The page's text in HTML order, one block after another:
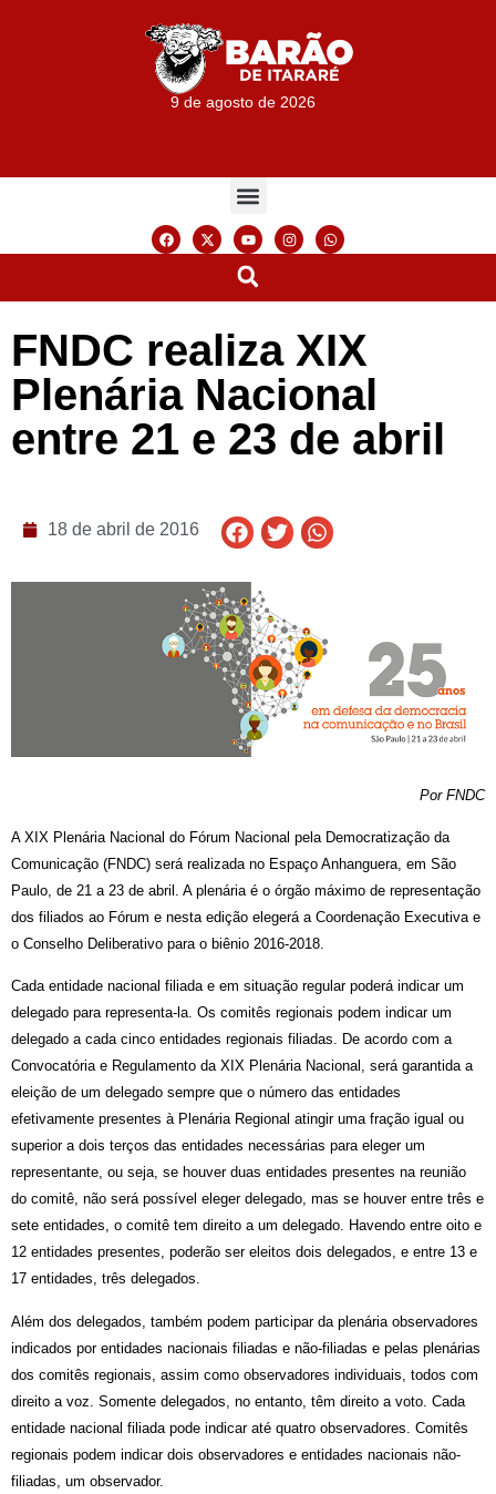
9 de agosto de 2026
FNDC realiza XIX
Plenária Nacional
entre 21 e 23 de abril
18 de abril de 2016
Por FNDC
A XIX Plenária Nacional do Fórum Nacional pela Democratização da
Comunicação (FNDC) será realizada no Espaço Anhanguera, em São
Paulo, de 21 a 23 de abril. A plenária é o órgão máximo de representação
dos filiados ao Fórum e nesta edição elegerá a Coordenação Executiva e
o Conselho Deliberativo para o biênio 2016-2018.
Cada entidade nacional filiada e em situação regular poderá indicar um
delegado para representa-la. Os comitês regionais podem indicar um
delegado a cada cinco entidades regionais filiadas. De acordo com a
Convocatória e Regulamento da XIX Plenária Nacional, será garantida a
eleição de um delegado sempre que o número das entidades
efetivamente presentes à Plenária Regional atingir uma fração igual ou
superior a dois terços das entidades necessárias para eleger um
representante, ou seja, se houver duas entidades presentes na reunião
do comitê, não será possível eleger delegado, mas se houver entre três e
sete entidades, o comitê tem direito a um delegado. Havendo entre oito e
12 entidades presentes, poderão ser eleitos dois delegados, e entre 13 e
17 entidades, três delegados.
Além dos delegados, também podem participar da plenária observadores
indicados por entidades nacionais filiadas e não-filiadas e pelas plenárias
dos comitês regionais, assim como observadores individuais, todos com
direito a voz. Somente delegados, no entanto, têm direito a voto. Cada
entidade nacional filiada pode indicar até quatro observadores. Comitês
regionais podem indicar dois observadores e entidades nacionais não-
filiadas, um observador.